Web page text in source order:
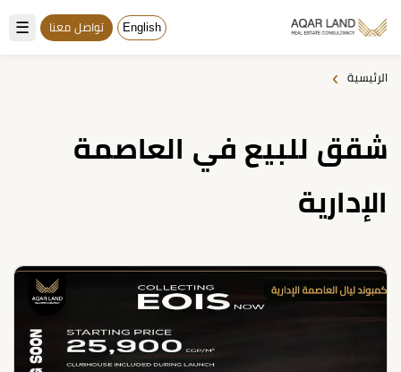
☰ English تواصل معنا
الرئيسية ›
شقق للبيع في العاصمة
الإدارية